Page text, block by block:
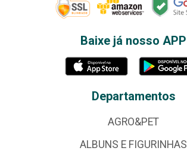
Baixe já nosso APP
Departamentos
AGRO&PET
ALBUNS E FIGURINHAS